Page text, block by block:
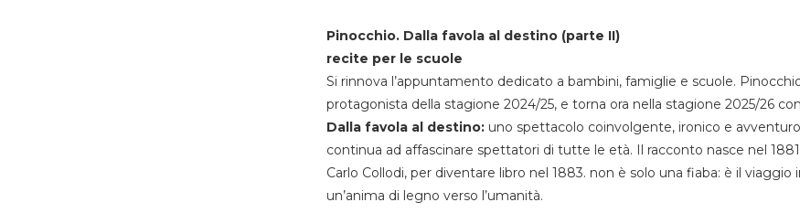
Pinocchio. Dalla favola al destino (parte II)
recite per le scuole
Si rinnova l’appuntamento dedicato a bambini, famiglie e scuole.
protagonista della stagione 2024/25, e torna ora nella stagione 2025/26 con
Dalla favola al destino:uno spettacolo coinvolgente, ironico e
continua ad affascinare spettatori di tutte le età. Il racconto nasce nel
Carlo Collodi, per diventare libro nel 1883. non è solo una fiaba: è il viaggio
un’anima di legno verso l’umanità.